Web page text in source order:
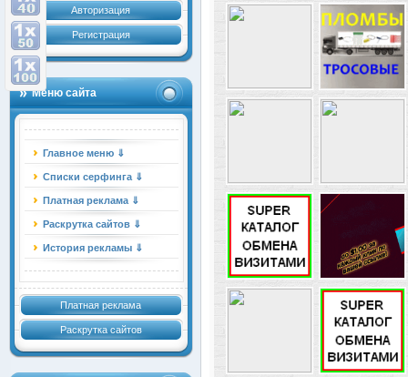
Авторизация
Регистрация
Меню сайта
Главное меню ⇓
Списки серфинга ⇓
Платная реклама ⇓
Раскрутка сайтов ⇓
История рекламы ⇓
Платная реклама
Раскрутка сайтов